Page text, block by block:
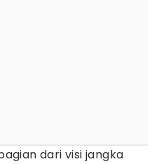
dari visi jangka